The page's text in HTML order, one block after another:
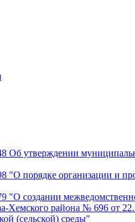
Об утверждении
"О порядке организации и
"О создании
района № 696 от
(сельской) среды"